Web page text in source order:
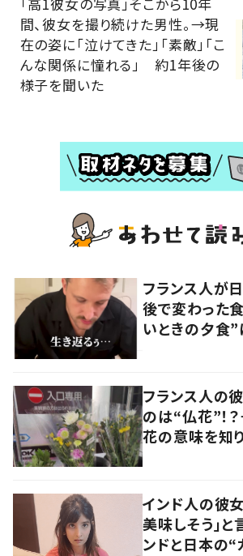
間、彼女を撮り続けた男性。→現
在の姿に「泣けてきた」「素敵」「こ
んな関係に憧れる」 約1年後の
様子を聞いた
フランス人が
後で変わった
いときの夕食”
フランス人の
のは“仏花”！
花の意味を知
インド人の彼
美味しそう」
ンドと日本の